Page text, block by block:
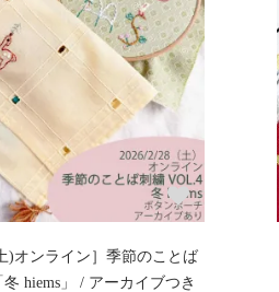
)オンライン］季節のことば
hiems」 / アーカイブつき